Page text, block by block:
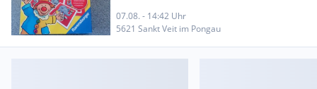
07.08. - 14:42 Uhr
5621 Sankt Veit im Pongau